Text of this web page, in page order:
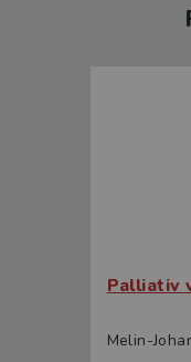
Palliativ
Melin-